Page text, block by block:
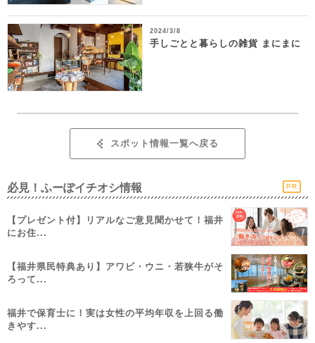
2024/3/8
手しごとと暮らしの雑貨 まにまに
スポット情報一覧へ戻る
必見！ふーぽイチオシ情報 PR
【プレゼント付】リアルなご意見聞かせて！福井
にお住...
【福井県民特典あり】アワビ・ウニ・若狭牛がそ
ろって...
福井で保育士に！実は女性の平均年収を上回る働
きやす...